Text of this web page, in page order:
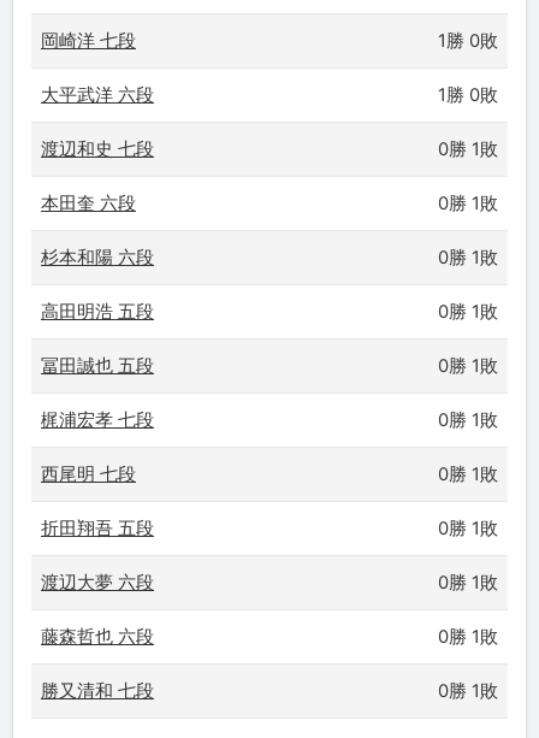
岡崎洋 七段 1勝 0敗
大平武洋 六段 1勝 0敗
渡辺和史 七段 0勝 1敗
本田奎 六段 0勝 1敗
杉本和陽 六段 0勝 1敗
高田明浩 五段 0勝 1敗
冨田誠也 五段 0勝 1敗
梶浦宏孝 七段 0勝 1敗
西尾明 七段 0勝 1敗
折田翔吾 五段 0勝 1敗
渡辺大夢 六段 0勝 1敗
藤森哲也 六段 0勝 1敗
勝又清和 七段 0勝 1敗